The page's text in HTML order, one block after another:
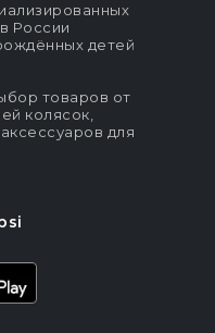
России
детей
товаров от
колясок,
для